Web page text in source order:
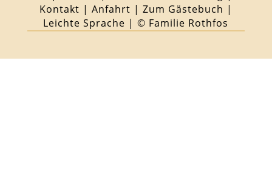
Kontakt | Anfahrt | Zum Gästebuch |
Leichte Sprache | © Familie Rothfos